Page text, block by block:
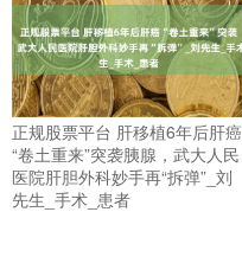
正规股票平台 肝移植6年后肝癌
“卷土重来”突袭胰腺，武大人民
医院肝胆外科妙手再“拆弹”_刘
先生_手术_患者